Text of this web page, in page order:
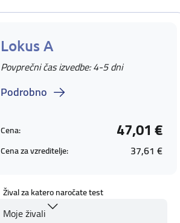
Lokus A
Povprečni čas izvedbe: 4-5 dni
Podrobno
Cena: 47,01 €
Cena za vzreditelje: 37,61 €
Žival za katero naročate test
Moje živali